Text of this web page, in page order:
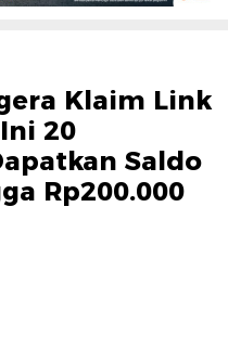
Klaim Link
20
Saldo
Rp200.000